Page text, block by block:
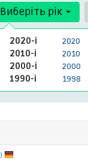
Виберіть рік
2020-і
2020
2010-і
2010
2000-і
2000
1990-і
1998